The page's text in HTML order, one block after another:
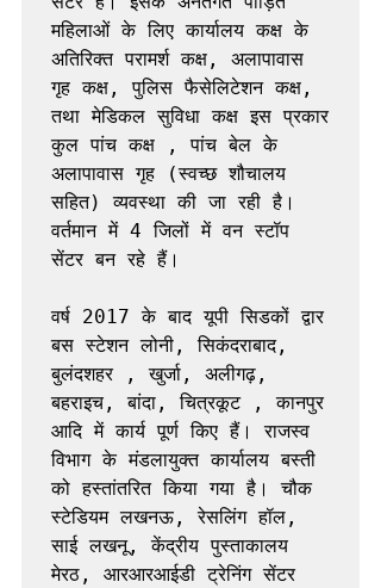
महिलाओं के लिए कार्यालय कक्ष के
अतिरिक्त परामर्श कक्ष, अलापावास
गृह कक्ष, पुलिस फैसेलिटेशन कक्ष,
तथा मेडिकल सुविधा कक्ष इस प्रकार
कुल पांच कक्ष , पांच बेल के
अलापावास गृह (स्वच्छ शौचालय
सहित) व्यवस्था की जा रही है।
वर्तमान में 4 जिलों में वन स्टॉप
सेंटर बन रहे हैं।
वर्ष 2017 के बाद यूपी सिडकों द्वार
बस स्टेशन लोनी, सिकंदराबाद,
बुलंदशहर , खुर्जा, अलीगढ़,
बहराइच, बांदा, चित्रकूट , कानपुर
आदि में कार्य पूर्ण किए हैं। राजस्व
विभाग के मंडलायुक्त कार्यालय बस्ती
को हस्तांतरित किया गया है। चौक
स्टेडियम लखनऊ, रेसलिंग हॉल,
साई लखनू, केंद्रीय पुस्ताकालय
मेरठ, आरआरआईडी ट्रेनिंग सेंटर